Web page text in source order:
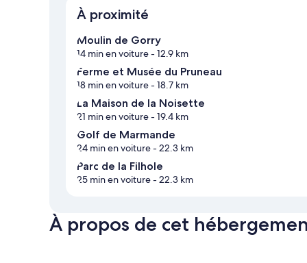
À proximité
Moulin de Gorry
14 min en voiture- 12.9 km
Ferme et Musée du Pruneau
18 min en voiture- 18.7 km
La Maison de la Noisette
21 min en voiture- 19.4 km
Golf de Marmande
24 min en voiture- 22.3 km
Parc de la Filhole
25 min en voiture- 22.3 km
À propos de cet